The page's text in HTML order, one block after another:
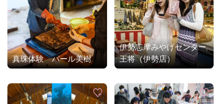
真珠体験 パール美樹
伊勢志摩みやげセンター
王将（伊勢店）